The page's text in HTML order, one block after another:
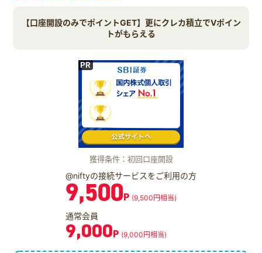
【口座開設のみでポイントGET】更にクレカ積立でVポイン
トがもらえる
獲得条件：初回口座開設
@niftyの接続サービスをご利用の方
9,500P (9,500円相当)
通常会員
9,000P (9,000円相当)